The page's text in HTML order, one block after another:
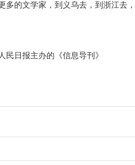
多的文学家，到义乌去，到浙江去
日报主办的《信息导刊》